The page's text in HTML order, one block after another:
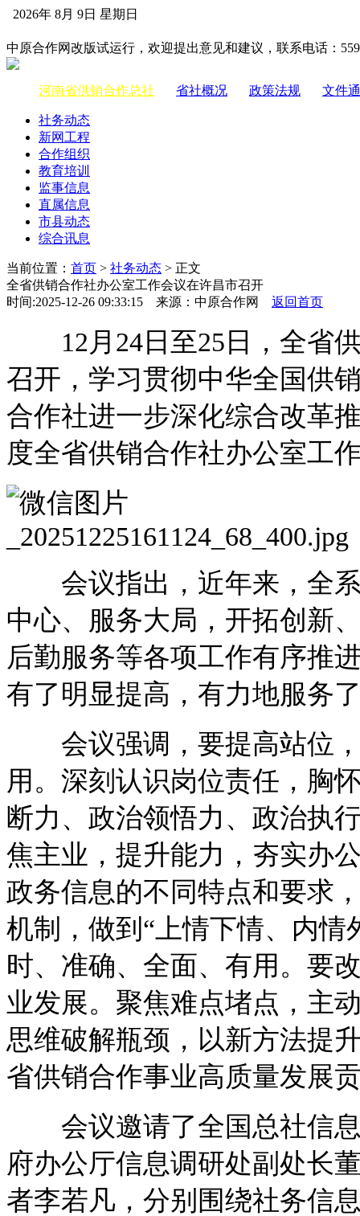
2026年 8月 9日 星期日
中原合作网改版试运行，欢迎提出意见和建议，联系电话：
河南省供销合作总社 省社概况 政策法规 文件
社务动态
新网工程
合作组织
教育培训
监事信息
直属信息
市县动态
综合讯息
当前位置： 首页 > 社务动态 > 正文
全省供销合作社办公室工作会议在许昌市召开
时间:2025-12-26 09:33:15 来源：中原合作网 返回首页
12月24日至25日，全省供
召开，学习贯彻中华全国供
合作社进一步深化综合改革
度全省供销合作社办公室工
会议指出，近年来，全系
中心、服务大局，开拓创新
后勤服务等各项工作有序推
有了明显提高，有力地服务
会议强调，要提高站位，
用。深刻认识岗位责任，胸
断力、政治领悟力、政治执
焦主业，提升能力，夯实办
政务信息的不同特点和要求
机制，做到“上情下情、内
时、准确、全面、有用。要
业发展。聚焦难点堵点，主
思维破解瓶颈，以新方法提
省供销合作事业高质量发展
会议邀请了全国总社信息
府办公厅信息调研处副处长
者李若凡，分别围绕社务信